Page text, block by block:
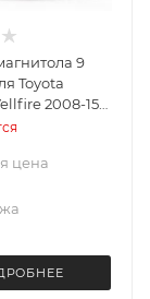
9
Toyota
2008-15
5601 2K
цена